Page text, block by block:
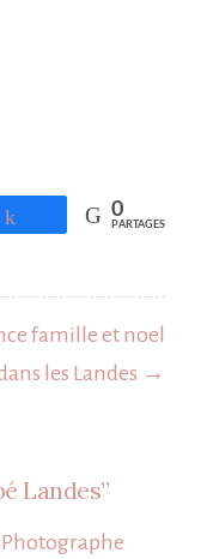
Partagez 0
PARTAGES
famille et noel
les Landes →
Landes”